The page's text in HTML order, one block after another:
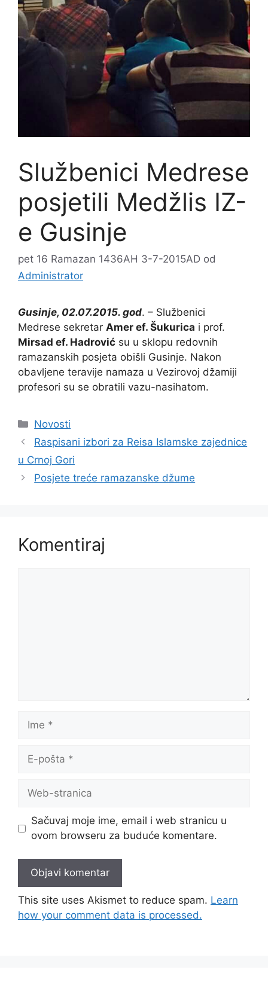
Službenici Medrese
posjetili Medžlis IZ-
e Gusinje
pet 16 Ramazan 1436AH 3-7-2015AD od
Administrator
Gusinje, 02.07.2015. god. – Službenici
Medrese sekretar Amer ef. Šukurica i prof.
Mirsad ef. Hadrović su u sklopu redovnih
ramazanskih posjeta obišli Gusinje. Nakon
obavljene teravije namaza u Vezirovoj džamiji
profesori su se obratili vazu-nasihatom.
Kategorije
Novosti
Raspisani izbori za Reisa Islamske zajednice
u Crnoj Gori
Posjete treće ramazanske džume
Komentiraj
Ime
pošta
Web-
Sačuvaj moje ime, email i web stranicu u
ovom browseru za buduće komentare.
This site uses Akismet to reduce spam. Learn
how your comment data is processed.